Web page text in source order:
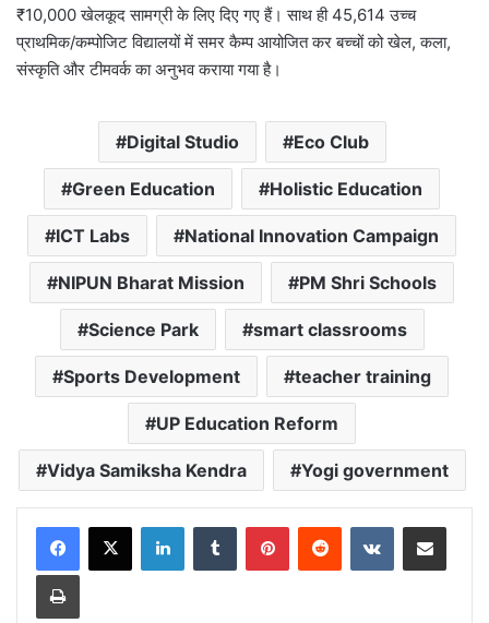
₹10,000 खेलकूद सामग्री के लिए दिए गए हैं। साथ ही 45,614 उच्च
प्राथमिक/कम्पोजिट विद्यालयों में समर कैम्प आयोजित कर बच्चों को खेल, कला,
संस्कृति और टीमवर्क का अनुभव कराया गया है।
Digital Studio Eco Club
Green Education Holistic Education
ICT Labs National Innovation Campaign
NIPUN Bharat Mission PM Shri Schools
Science Park smart classrooms
Sports Development teacher training
UP Education Reform
Vidya Samiksha Kendra Yogi government
LinkedInTumblr PinterestReddit VKontakteShare via Email
Print